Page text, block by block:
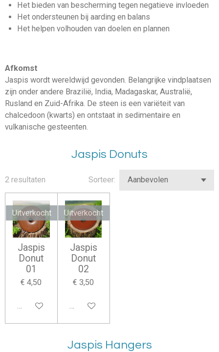
Het bieden van bescherming tegen negatieve invloeden
Het ondersteunen bij aarding en balans
Het helpen volhouden van doelen en plannen
Afkomst
Jaspis wordt wereldwijd gevonden. Belangrijke vindplaatsen
zijn onder andere Brazilië, India, Madagaskar, Australië,
Rusland en Zuid-Afrika. De steen is een variëteit van
chalcedoon (kwarts) en ontstaat in sedimentaire en
vulkanische gesteenten.
Jaspis Donuts
2 resultaten Sorteer:
Uitverkocht
Jaspis
Donut
01
€ 4,50
Houd mij op de hoogte
Uitverkocht
Jaspis
Donut
02
€ 3,50
Houd mij op de hoogte
Jaspis Hangers